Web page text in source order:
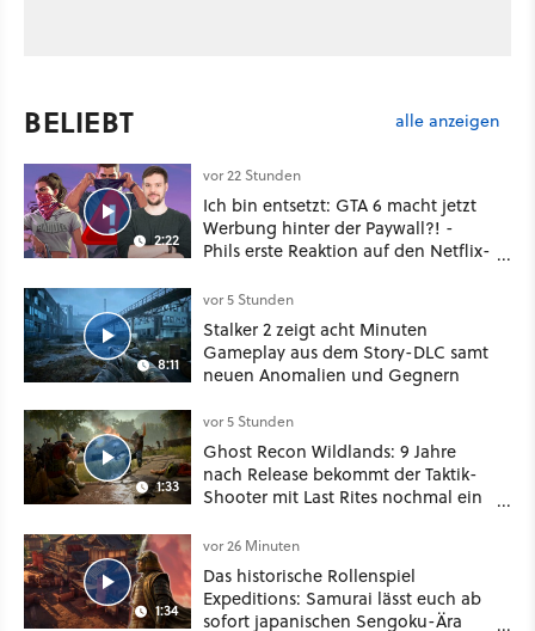
BELIEBT alle anzeigen
2:22
vor 22 Stunden
Ich bin entsetzt: GTA 6 macht jetzt
Werbung hinter der Paywall?! -
Phils erste Reaktion auf den Netflix-
8:11
vor 5 Stunden
Stalker 2 zeigt acht Minuten
Gameplay aus dem Story-DLC samt
neuen Anomalien und Gegnern
1:33
vor 5 Stunden
Ghost Recon Wildlands: 9 Jahre
nach Release bekommt der Taktik-
Shooter mit Last Rites nochmal ein
1:34
vor 26 Minuten
Das historische Rollenspiel
Expeditions: Samurai lässt euch ab
sofort japanischen Sengoku-Ära